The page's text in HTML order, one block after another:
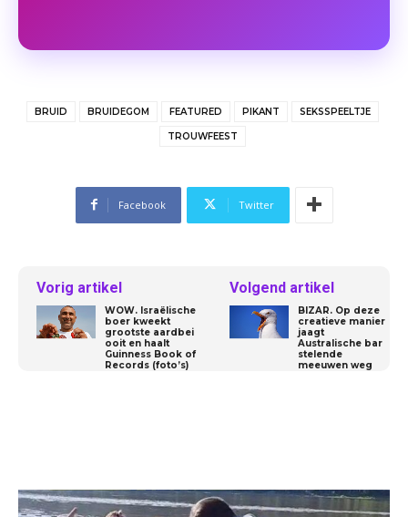
BRUID BRUIDEGOM FEATURED PIKANT SEKSSPEELTJE
TROUWFEEST
Facebook Twitter
Vorig artikel
WOW. Israëlische
boer kweekt
grootste aardbei
ooit en haalt
Guinness Book of
Records (foto’s)
Volgend artikel
BIZAR. Op deze
creatieve manier
jaagt
Australische bar
stelende
meeuwen weg